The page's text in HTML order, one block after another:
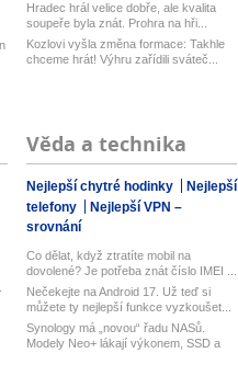
Hradec hrál velice dobře, ale kvalita
soupeře byla znát. Prohra na hři...
Kozlovi vyšla změna formace: Takhle
chceme hrát! Výhru zařídili sváteč...
Věda a technika
Nejlepší chytré hodinky
Nejlepší
telefony
Nejlepší VPN –
srovnání
Co dělat, když ztratíte mobil na
dovolené? Je potřeba znát číslo IMEI ...
Nečekejte na Android 17. Už teď si
můžete ty nejlepší funkce vyzkoušet...
Synology má „novou“ řadu NASů.
Modely Neo+ lákají výkonem, SSD a